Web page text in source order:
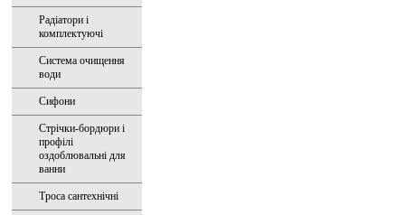
Радіатори і
комплектуючі
Система очищення
води
Сифони
Стрічки-бордюри і
профілі
оздоблювальні для
ванни
Троса сантехнічні